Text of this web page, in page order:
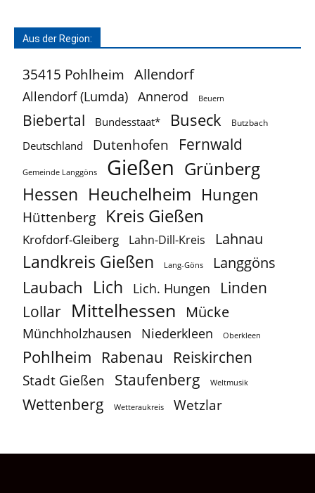
Aus der Region:
35415 Pohlheim Allendorf
Allendorf (Lumda) Annerod Beuern
Biebertal Bundesstaat* Buseck Butzbach
Deutschland Dutenhofen Fernwald
Gemeinde Langgöns Gießen Grünberg
Hessen Heuchelheim Hungen
Hüttenberg Kreis Gießen
Krofdorf-Gleiberg Lahn-Dill-Kreis Lahnau
Landkreis Gießen Lang-Göns Langgöns
Laubach Lich Lich. Hungen Linden
Lollar Mittelhessen Mücke
Münchholzhausen Niederkleen Oberkleen
Pohlheim Rabenau Reiskirchen
Stadt Gießen Staufenberg Weltmusik
Wettenberg Wetteraukreis Wetzlar